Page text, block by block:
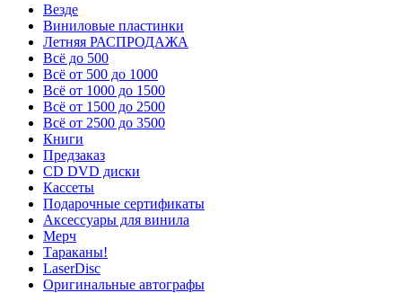
Везде
Виниловые пластинки
Летняя РАСПРОДАЖА
Всё до 500
Всё от 500 до 1000
Всё от 1000 до 1500
Всё от 1500 до 2500
Всё от 2500 до 3500
Книги
Предзаказ
CD DVD диски
Кассеты
Подарочные сертификаты
Аксессуары для винила
Мерч
Тараканы!
LaserDisc
Оригинальные автографы